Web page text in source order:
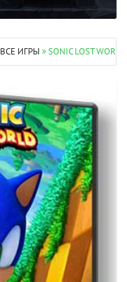
ВСЕ ИГРЫ » SONIC LOST